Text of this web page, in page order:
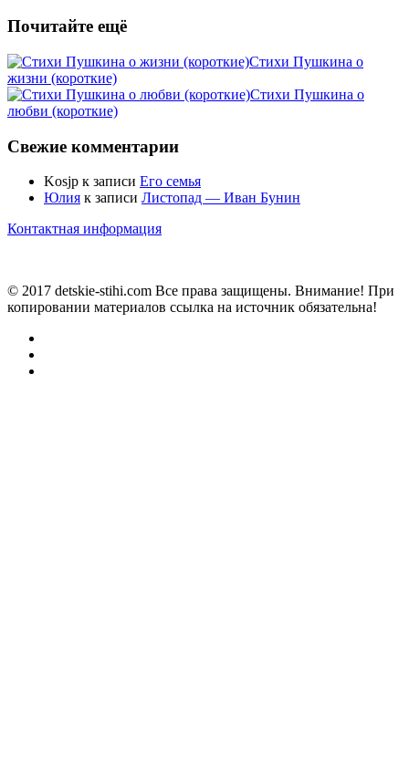
Почитайте ещё
Стихи Пушкина о
жизни (короткие)
Стихи Пушкина о
любви (короткие)
Свежие комментарии
Kosjp к записи Его семья
Юлия к записи Листопад — Иван Бунин
Контактная информация
© 2017 detskie-stihi.com Все права защищены. Внимание! При
копировании материалов ссылка на источник обязательна!